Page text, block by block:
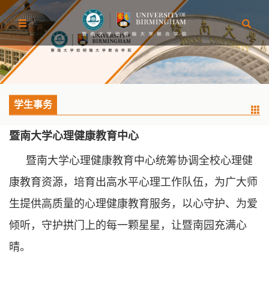
学生事务
暨南大学心理健康教育中心
暨南大学心理健康教育中心统筹协调全校心理健
康教育资源，培育出高水平心理工作队伍，为广大师
生提供高质量的心理健康教育服务，以心守护、为爱
倾听，守护拱门上的每一颗星星，让暨南园充满心
晴。